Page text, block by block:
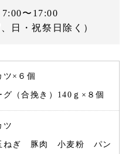
〜17:00
日・祝祭日除く）
ツ×６個
グ（合挽き）140ｇ×８個
ツ
ねぎ 豚肉 小麦粉 パン